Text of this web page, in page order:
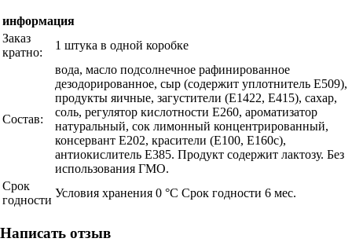
информация
Заказ
кратно:
1 штука в одной коробке
Состав:
вода, масло подсолнечное рафинированное
дезодорированное, сыр (содержит уплотнитель Е509),
продукты яичные, загустители (Е1422, Е415), сахар,
соль, регулятор кислотности Е260, ароматизатор
натуральный, сок лимонный концентрированный,
консервант Е202, красители (Е100, Е160с),
антиокислитель Е385. Продукт содержит лактозу. Без
использования ГМО.
Срок
годности
Условия хранения 0 °С Срок годности 6 мес.
Написать отзыв